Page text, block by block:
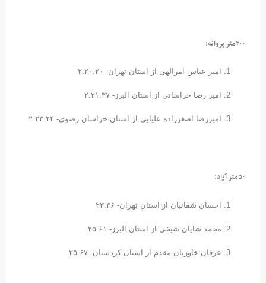
۲۰۰متر پروانه:
امیر عباس امرالهی از استان تهران- ۲.۲۰.۲۰
امیر رضا خراسانی از استان البرز- ۲.۲۱.۳۷
امیررضا اصغرزاده علیایی از استان خراسان رضوی- ۲.۲۳.۲۴
۵۰متر آزاد:
احسان شفائیان از استان تهران- ۲۳.۳۶
محمد شایان شیخی از استان البرز- ۲۵.۶۱
عرفان خاوریان مقدم از استان کردستان- ۲۵.۶۷